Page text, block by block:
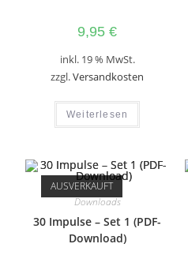
9,95€
inkl. 19 % MwSt.
zzgl.Versandkosten
Weiterlesen
AUSVERKAUFT
Downloads
30 Impulse – Set 1 (PDF-
Download)